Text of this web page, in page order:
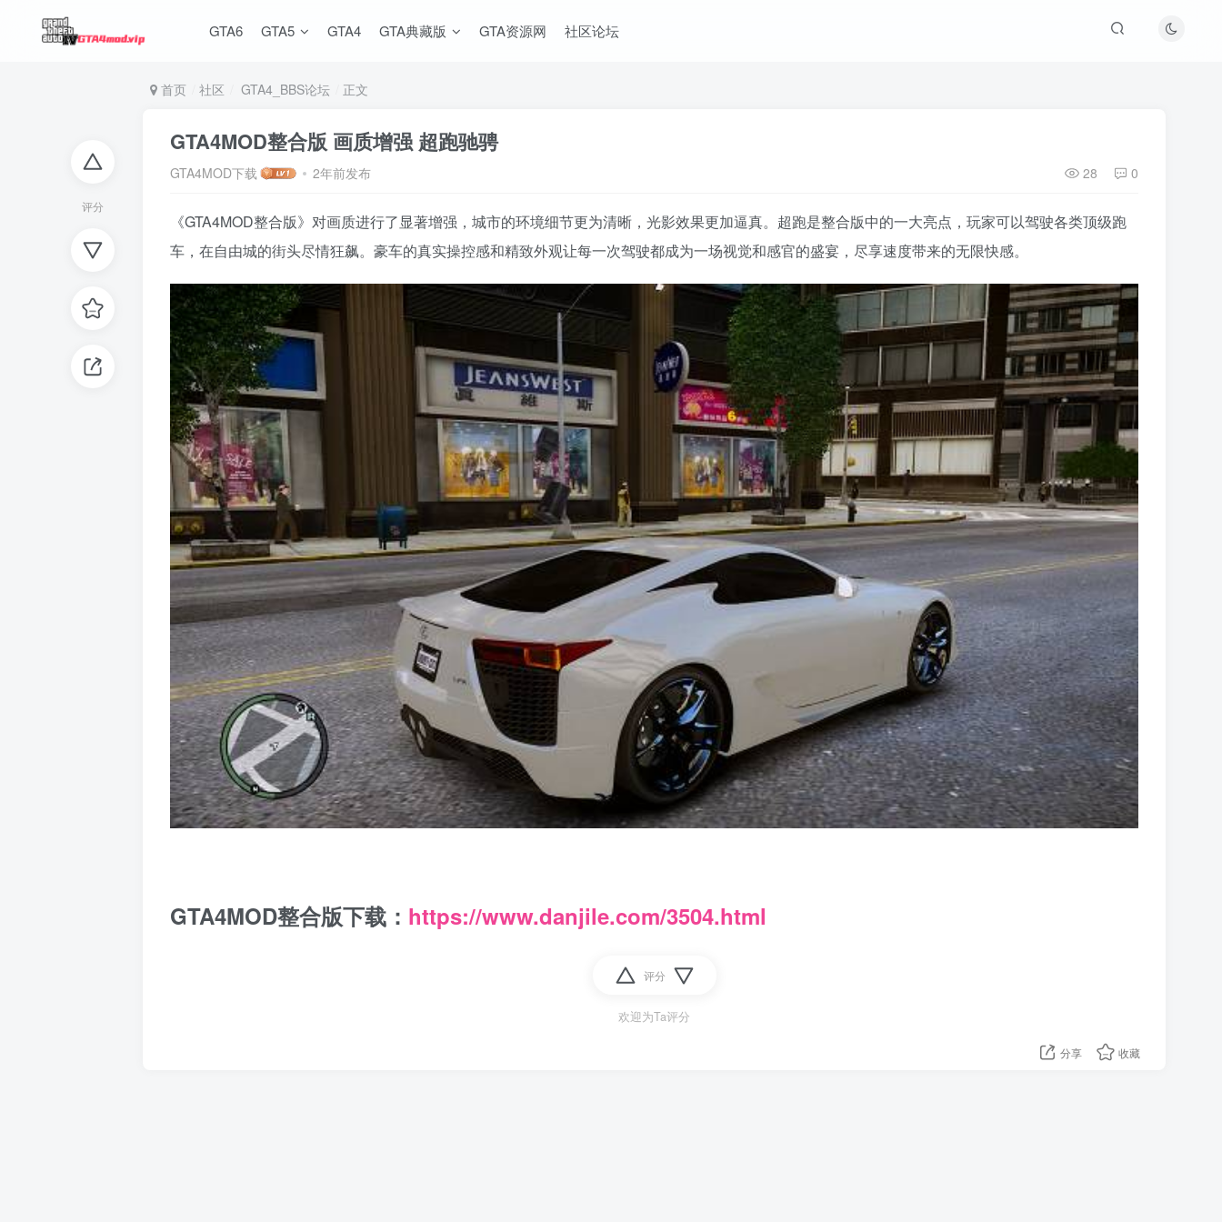
GTA6 GTA5 GTA4 GTA典藏版 GTA资源网 社区论坛
评分
首页 社区 GTA4_BBS论坛 正文
GTA4MOD整合版 画质增强 超跑驰骋
GTA4MOD下载 2年前发布 28 0
《GTA4MOD整合版》对画质进行了显著增强，城市的环境细节更为清晰，光影效果更加逼真。超跑是整合版中的一大亮点，玩家可以驾驶各类顶级跑
车，在自由城的街头尽情狂飙。豪车的真实操控感和精致外观让每一次驾驶都成为一场视觉和感官的盛宴，尽享速度带来的无限快感。
GTA4MOD整合版下载： https://www.danjile.com/3504.html
评分
欢迎为Ta评分
分享 收藏